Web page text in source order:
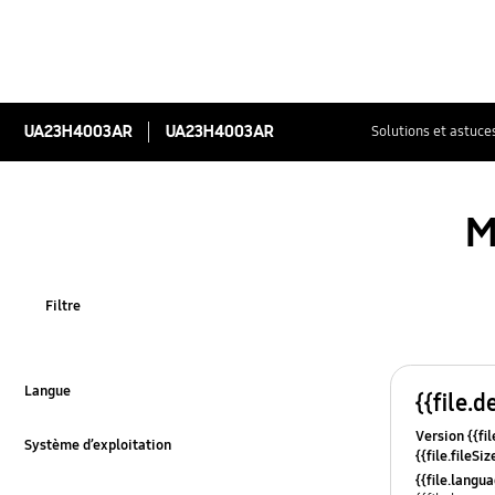
UA23H4003AR UA23H4003AR Solutions et
Filtre
Langue
Système d’exploitation
Version